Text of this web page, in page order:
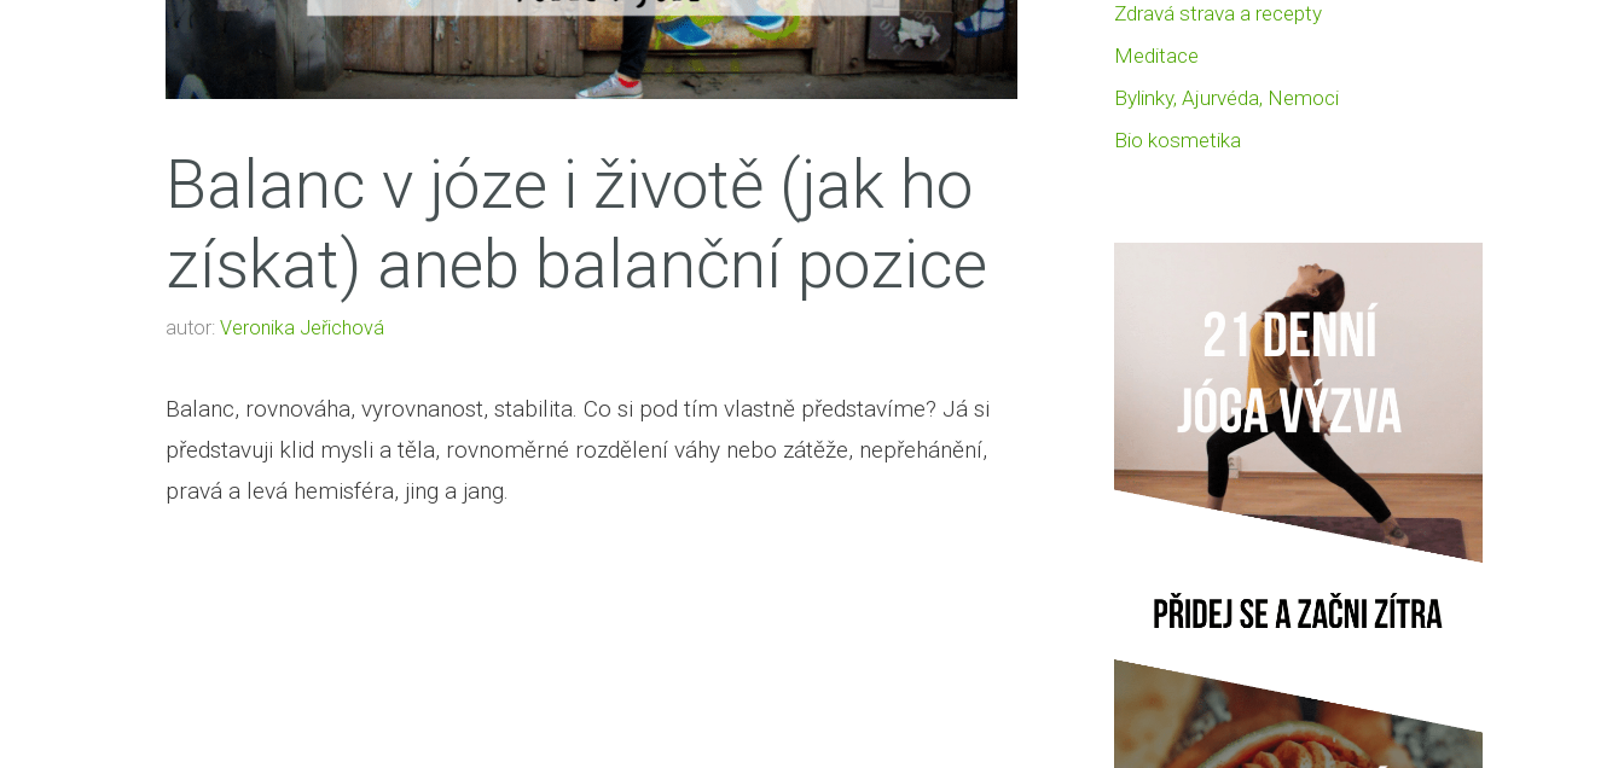
Balanc v józe i životě (jak ho
získat) aneb balanční pozice
autor: Veronika Jeřichová
Balanc, rovnováha, vyrovnanost, stabilita. Co si pod tím vlastně představíme? Já si
představuji klid mysli a těla, rovnoměrné rozdělení váhy nebo zátěže, nepřehánění,
pravá a levá hemisféra, jing a jang.
Zdravá strava a recepty
Meditace
Bylinky, Ajurvéda, Nemoci
Bio kosmetika